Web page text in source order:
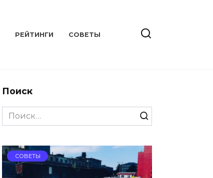
РЕЙТИНГИ СОВЕТЫ
Поиск
Search
for:
СОВЕТЫ